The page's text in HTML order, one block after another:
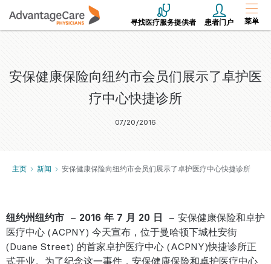
寻找医疗服务提供者 患者门户 菜单
安保健康保险向纽约市会员们展示了卓护医
疗中心快捷诊所
07/20/2016
主页 新闻 安保健康保险向纽约市会员们展示了卓护医疗中心快捷诊所
纽约州纽约市 – 2016 年 7 月 20 日 – 安保健康保险和卓护
医疗中心 (ACPNY) 今天宣布，位于曼哈顿下城杜安街
(Duane Street) 的首家卓护医疗中心 (ACPNY)快捷诊所正
式开业。为了纪念这一事件，安保健康保险和卓护医疗中心